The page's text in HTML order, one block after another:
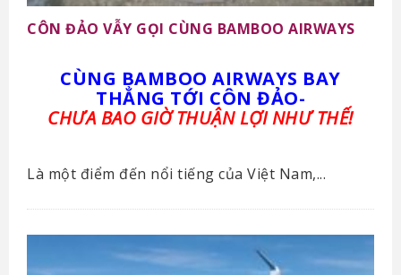
CÔN ĐẢO VẪY GỌI CÙNG BAMBOO AIRWAYS
CÙNG BAMBOO AIRWAYS BAY
THẲNG TỚI CÔN ĐẢO-
CHƯA BAO GIỜ THUẬN LỢI NHƯ THẾ!
Là một điểm đến nổi tiếng của Việt Nam,...